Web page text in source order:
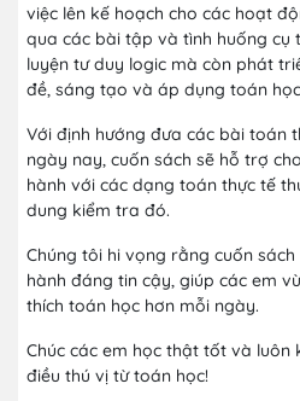
việc lên kế hoạch cho các hoạt
qua các bài tập và tình huống cụ
luyện tư duy logic mà còn phát
đề, sáng tạo và áp dụng toán
Với định hướng đưa các bài toán
ngày nay, cuốn sách sẽ hỗ trợ
hành với các dạng toán thực tế
dung kiểm tra đó.
Chúng tôi hi vọng rằng cuốn
hành đáng tin cậy, giúp các em
thích toán học hơn mỗi ngày.
Chúc các em học thật tốt và luôn
điều thú vị từ toán học!